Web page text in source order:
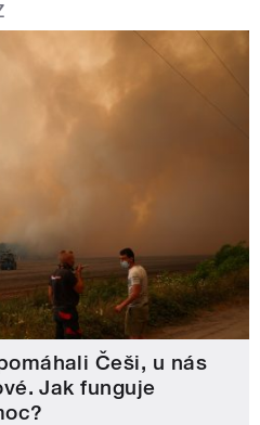
Češi, u nás
Jak funguje